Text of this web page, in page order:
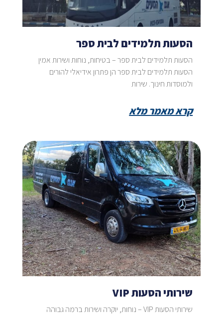
הסעות תלמידים לבית ספר
הסעות תלמידים לבית ספר – בטיחות, נוחות ושירות אמין
הסעות תלמידים לבית ספר הן פתרון אידיאלי להורים
ולמוסדות חינוך. שירות
קרא מאמר מלא
שירותי הסעות VIP
שירותי הסעות VIP – נוחות, יוקרה ושירות ברמה גבוהה